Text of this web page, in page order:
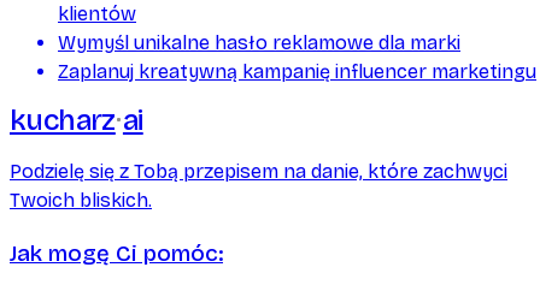
klientów
Wymyśl unikalne hasło reklamowe dla marki
Zaplanuj kreatywną kampanię influencer marketingu
kucharz ai
Podzielę się z Tobą przepisem na danie, które zachwyci
Twoich bliskich.
Jak mogę Ci pomóc: